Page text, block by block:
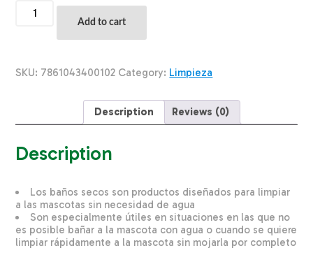
Seco
Mascotas
CAN
Add to cart
SKU: 7861043400102 Category: Limpieza
Description Reviews (0)
Description
Los baños secos son productos diseñados para limpiar
a las mascotas sin necesidad de agua
Son especialmente útiles en situaciones en las que no
es posible bañar a la mascota con agua o cuando se quiere
limpiar rápidamente a la mascota sin mojarla por completo